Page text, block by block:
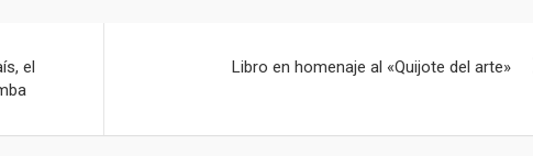
el
Libro en homenaje al «Quijote del arte»